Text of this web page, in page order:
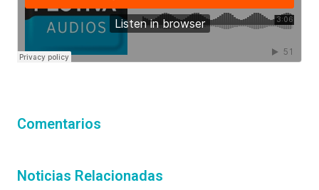
Comentarios
Noticias Relacionadas